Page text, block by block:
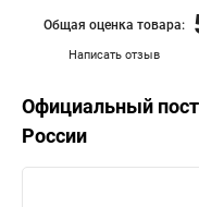
Написать отзыв
Общая оценка товара:
Официальный
России